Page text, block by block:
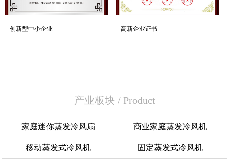
创新型中小企业 高新企业证书
产业板块 / Product
家庭迷你蒸发冷风扇 商业家庭蒸发冷风机
移动蒸发式冷风机 固定蒸发式冷风机